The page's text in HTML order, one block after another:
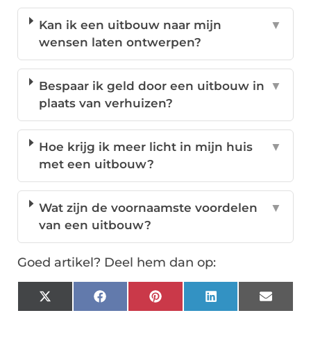
Kan ik een uitbouw naar mijn
wensen laten ontwerpen?
▼
Bespaar ik geld door een uitbouw in
plaats van verhuizen?
▼
Hoe krijg ik meer licht in mijn huis
met een uitbouw?
▼
Wat zijn de voornaamste voordelen
van een uitbouw?
▼
Goed artikel? Deel hem dan op:
X
(Twitter)
FacebookPinterestLinkedInEmail